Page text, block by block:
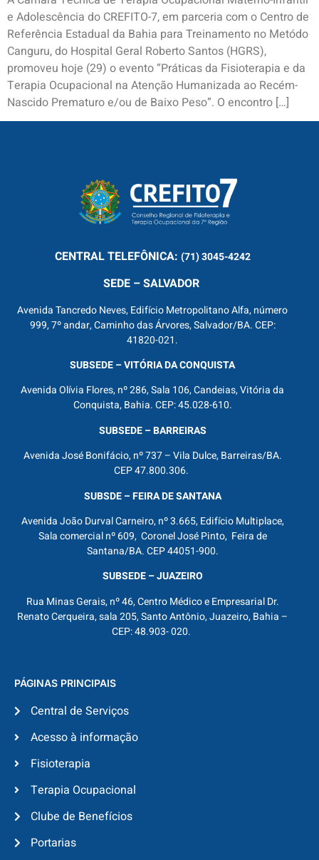
e Adolescência do CREFITO-7, em parceria com o Centro de
Referência Estadual da Bahia para Treinamento no Metódo
Canguru, do Hospital Geral Roberto Santos (HGRS),
promoveu hoje (29) o evento “Práticas da Fisioterapia e da
Terapia Ocupacional na Atenção Humanizada ao Recém-
Nascido Prematuro e/ou de Baixo Peso”. O encontro […]
CENTRALTELEFÔNICA: (71) 3045-4242
SEDE – SALVADOR
Avenida Tancredo Neves, Edifício Metropolitano Alfa, número
999, 7º andar, Caminho das Árvores, Salvador/BA. CEP:
41820-021.
SUBSEDE – VITÓRIA DA CONQUISTA
Avenida Olívia Flores, nº 286, Sala 106, Candeias, Vitória da
Conquista, Bahia. CEP: 45.028-610.
SUBSEDE – BARREIRAS
Avenida José Bonifácio, nº 737 – Vila Dulce, Barreiras/BA.
CEP 47.800.306.
SUBSDE – FEIRA DE SANTANA
Avenida João Durval Carneiro, nº 3.665, Edifício Multiplace,
Sala comercial nº 609, Coronel José Pinto, Feira de
Santana/BA. CEP 44051-900.
SUBSEDE – JUAZEIRO
Rua Minas Gerais, nº 46, Centro Médico e Empresarial Dr.
Renato Cerqueira, sala 205, Santo Antônio, Juazeiro, Bahia –
CEP: 48.903- 020.
PÁGINAS PRINCIPAIS
Central de Serviços
Acesso à informação
Fisioterapia
Terapia Ocupacional
Clube de Benefícios
Portarias